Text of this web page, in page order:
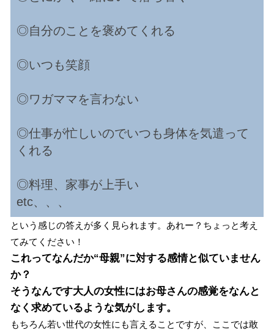
◎自分のことを褒めてくれる
◎いつも笑顔
◎ワガママを言わない
◎仕事が忙しいのでいつも身体を気遣って
くれる
◎料理、家事が上手い
etc、、、
という感じの答えが多く見られます。あれー？ちょっと考え
てみてください！
これってなんだか“母親”に対する感情と似ていません
か？
そうなんです大人の女性にはお母さんの感覚をなんと
なく求めているような気がします。
もちろん若い世代の女性にも言えることですが、ここでは敢